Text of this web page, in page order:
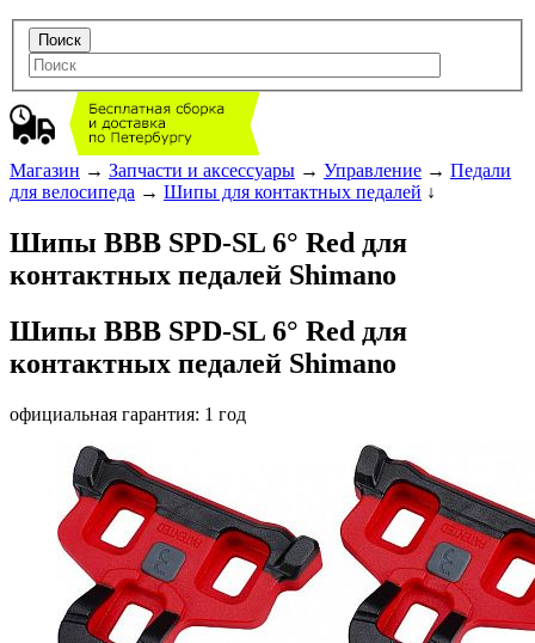
Магазин → Запчасти и аксессуары → Управление → Педали
для велосипеда → Шипы для контактных педалей ↓
Шипы BBB SPD-SL 6° Red для
контактных педалей Shimano
Шипы BBB SPD-SL 6° Red для
контактных педалей Shimano
официальная гарантия: 1 год